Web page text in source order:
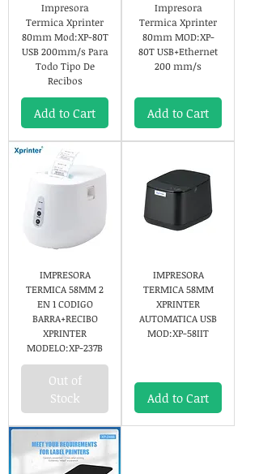
Impresora
Termica Xprinter
80mm Mod:XP-80T
USB 200mm/s Para
Todo Tipo De
Recibos
Add to Cart
Impresora
Termica Xprinter
80mm MOD:XP-
80T USB+Ethernet
200 mm/s
Add to Cart
IMPRESORA
TERMICA 58MM 2
EN 1 CODIGO
BARRA+RECIBO
XPRINTER
MODELO:XP-237B
Out of
Stock
IMPRESORA
TERMICA 58MM
XPRINTER
AUTOMATICA USB
MOD:XP-58IIT
Add to Cart